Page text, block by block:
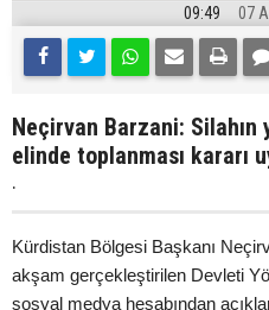
09:49 07
Neçirvan Barzani: Silahın
elinde toplanması kararı
.
Kürdistan Bölgesi Başkanı
akşam gerçekleştirilen Devleti
sosyal medya hesabından